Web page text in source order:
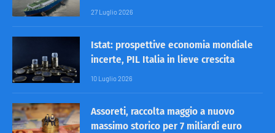
27 Luglio 2026
Istat: prospettive economia mondiale
incerte, PIL Italia in lieve crescita
10 Luglio 2026
Assoreti, raccolta maggio a nuovo
massimo storico per 7 miliardi euro